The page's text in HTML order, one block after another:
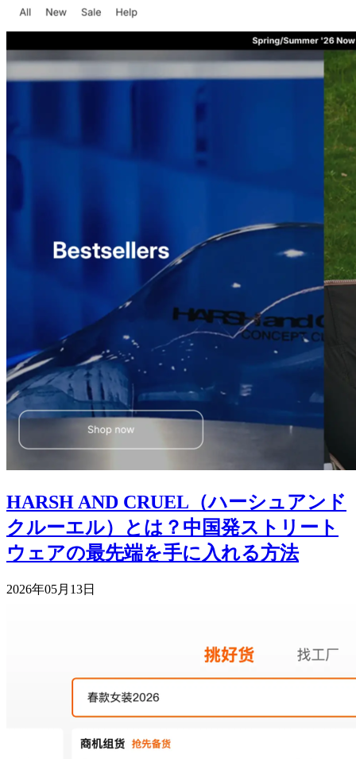
HARSH AND CRUEL（ハーシュアンド
クルーエル）とは？中国発ストリート
ウェアの最先端を手に入れる方法
2026年05月13日